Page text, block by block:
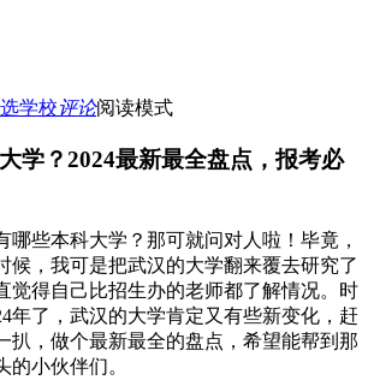
选学校评论阅读模式
学？2024最新最全盘点，报考必
哪些本科大学？那可就问对人啦！毕竟，
候，我可是把武汉的大学翻来覆去研究了
觉得自己比招生办的老师都了解情况。时
年了，武汉的大学肯定又有些新变化，赶
扒，做个最新最全的盘点，希望能帮到那
的小伙伴们。